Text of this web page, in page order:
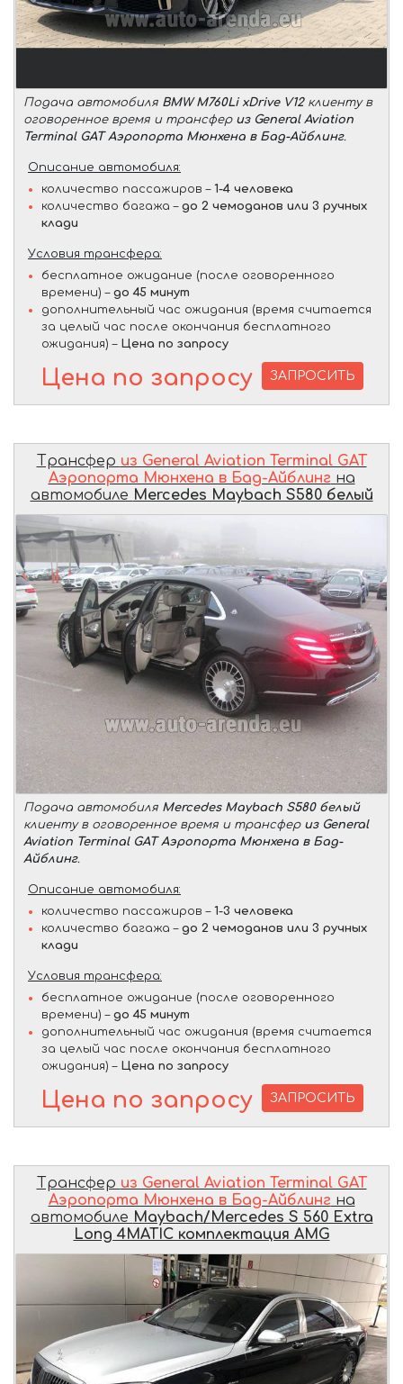
Подача автомобиля BMW M760Li xDrive V12клиенту в
оговоренное время и трансфер из General Aviation
Terminal GAT Аэропорта Мюнхена в Бад-Айблинг.
Описание автомобиля:
количество пассажиров – 1-4 человека
количество багажа – до 2 чемоданов или 3 ручных
клади
Условия трансфера:
бесплатное ожидание (после оговоренного
времени) – до 45 минут
дополнительный час ожидания (время считается
за целый час после окончания бесплатного
ожидания) – Цена по запросу
Цена по запросу ЗАПРОСИТЬ
Трансфер из General Aviation Terminal GAT
Аэропорта Мюнхена в Бад-Айблинг на
автомобиле Mercedes Maybach S580 белый
Подача автомобиля Mercedes Maybach S580 белый
клиенту в оговоренное время и трансфер из General
Aviation Terminal GAT Аэропорта Мюнхена в Бад-
Айблинг.
Описание автомобиля:
количество пассажиров – 1-3 человека
количество багажа – до 2 чемоданов или 3 ручных
клади
Условия трансфера:
бесплатное ожидание (после оговоренного
времени) – до 45 минут
дополнительный час ожидания (время считается
за целый час после окончания бесплатного
ожидания) – Цена по запросу
Цена по запросу ЗАПРОСИТЬ
Трансфер из General Aviation Terminal GAT
Аэропорта Мюнхена в Бад-Айблинг на
автомобиле Maybach/Mercedes S 560 Extra
Long 4MATIC комплектация AMG